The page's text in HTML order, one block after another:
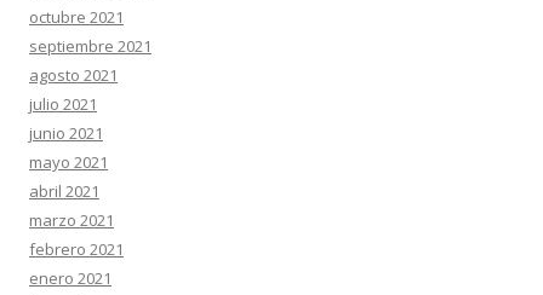
octubre 2021
septiembre 2021
agosto 2021
julio 2021
junio 2021
mayo 2021
abril 2021
marzo 2021
febrero 2021
enero 2021